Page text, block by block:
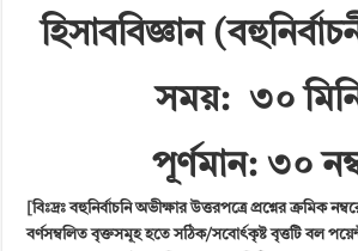
হিসাববিজ্ঞান
সময়: ৩০
পূর্ণমান: ৩০
[বিঃদ্রঃ বহুনির্বাচনি অভীক্ষার উত্তরপত্রে প্রশ্নের ক্রমিক
বর্ণসম্বলিত বৃক্তসমূহ হতে সঠিক/সবোর্ৎকৃষ্ট বৃত্তটি বল